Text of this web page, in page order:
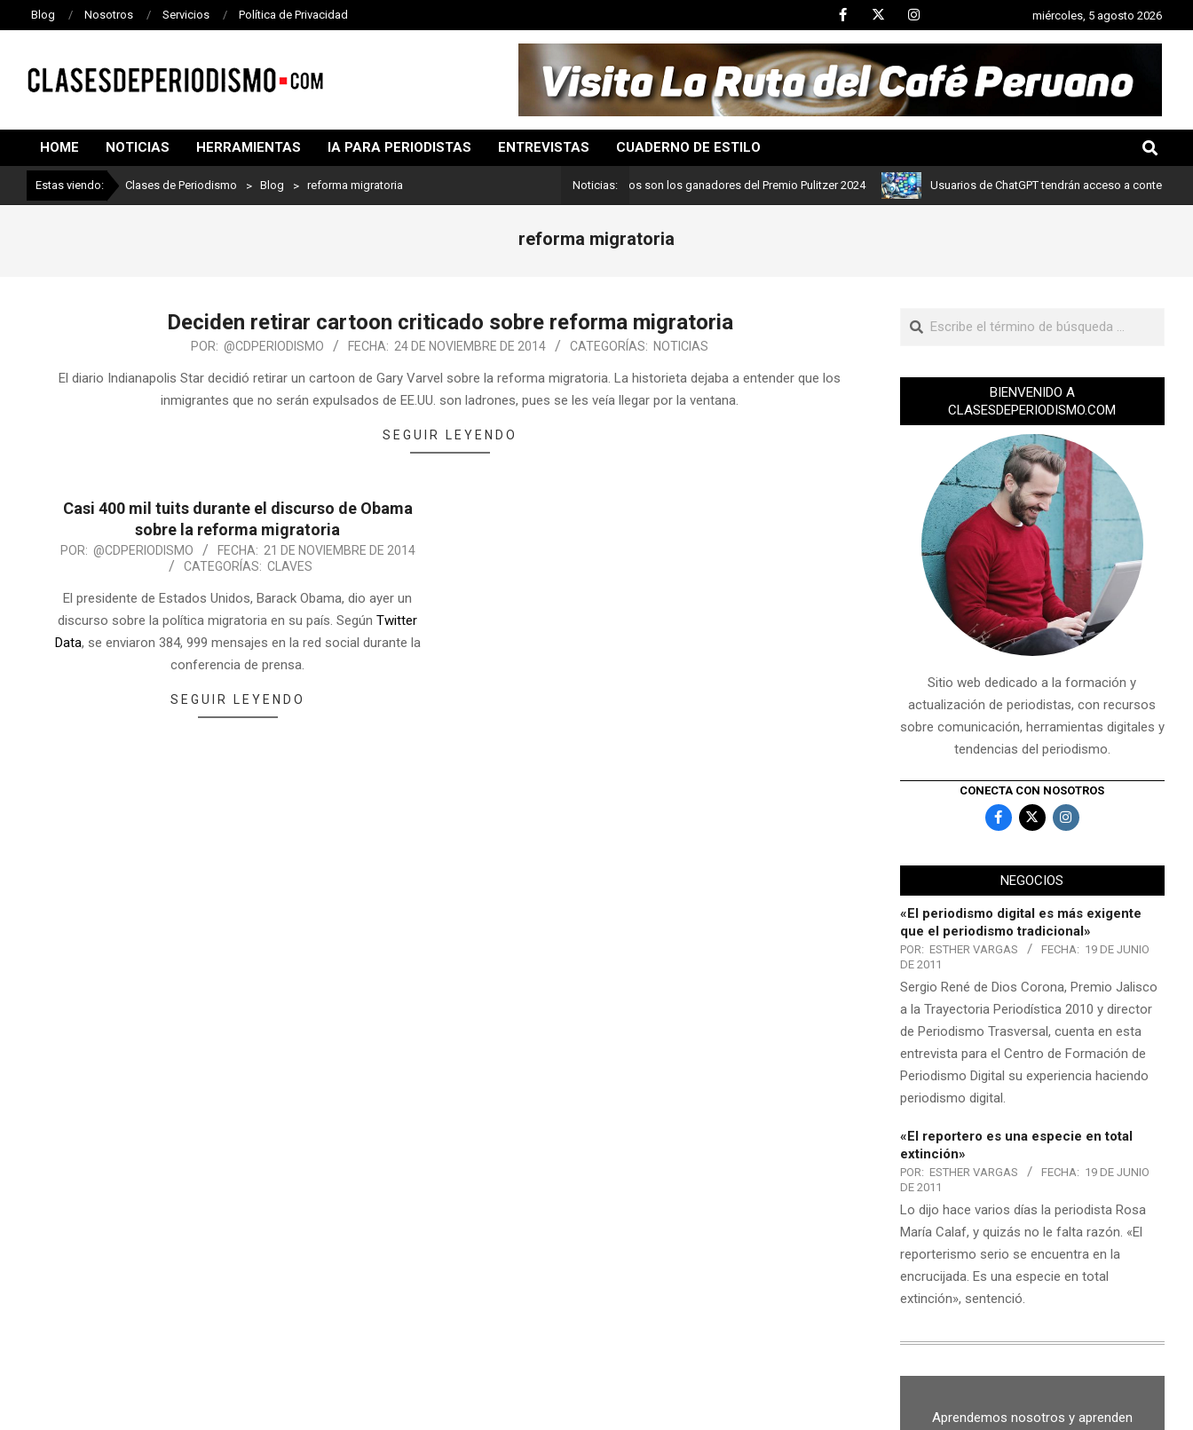
Blog Nosotros Servicios Política de Privacidad miércoles, 5 agosto 2026
DE
PERIODISMO
HOME NOTICIAS HERRAMIENTAS IA PARA PERIODISTAS ENTREVISTAS CUADERNO DE ESTILO
Estas viendo: Clases de Periodismo > Blog > reforma migratoria Noticias:
Lo mejor del periodismo: Estos son los ganadores del Premio Pulitzer 2024 Usuarios de ChatGPT tendrán acceso a contenidos de
reforma migratoria
Deciden retirar cartoon criticado sobre reforma migratoria
POR: @CDPERIODISMO FECHA: 24 DE NOVIEMBRE DE 2014 CATEGORÍAS: NOTICIAS
El diario Indianapolis Star decidió retirar un cartoon de Gary Varvel sobre la reforma migratoria. La historieta dejaba a entender que los
inmigrantes que no serán expulsados de EE.UU. son ladrones, pues se les veía llegar por la ventana.
SEGUIR LEYENDO
Casi 400 mil tuits durante el discurso de Obama
sobre la reforma migratoria
POR: @CDPERIODISMO FECHA: 21 DE NOVIEMBRE DE 2014
CATEGORÍAS: CLAVES
El presidente de Estados Unidos, Barack Obama, dio ayer un
discurso sobre la política migratoria en su país. SegúnTwitter
Data, se enviaron 384, 999 mensajes en la red social durante la
conferencia de prensa.
SEGUIR LEYENDO
BIENVENIDO A
CLASESDEPERIODISMO.COM
Sitio web dedicado a la formación y
actualización de periodistas, con recursos
sobre comunicación, herramientas digitales y
tendencias del periodismo.
CONECTA CON NOSOTROS
NEGOCIOS
«El periodismo digital es más exigente
que el periodismo tradicional»
POR: ESTHER VARGAS FECHA: 19 DE JUNIO
DE 2011
Sergio René de Dios Corona, Premio Jalisco
a la Trayectoria Periodística 2010 y director
de Periodismo Trasversal, cuenta en esta
entrevista para el Centro de Formación de
Periodismo Digital su experiencia haciendo
periodismo digital.
«El reportero es una especie en total
extinción»
POR: ESTHER VARGAS FECHA: 19 DE JUNIO
DE 2011
Lo dijo hace varios días la periodista Rosa
María Calaf, y quizás no le falta razón. «El
reporterismo serio se encuentra en la
encrucijada. Es una especie en total
extinción», sentenció.
Aprendemos nosotros y aprenden